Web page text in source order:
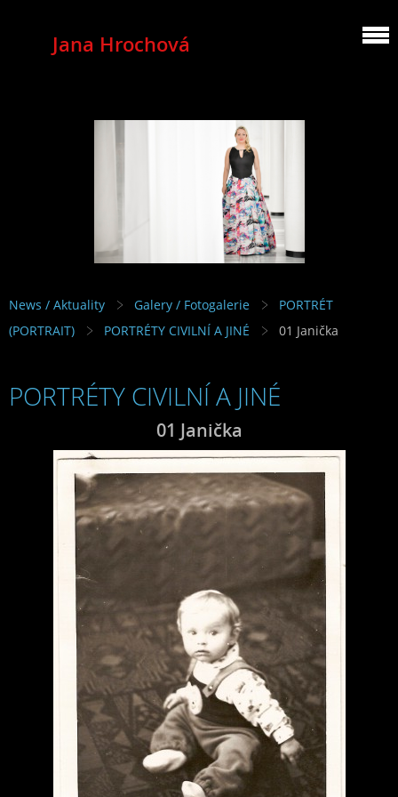
Jana Hrochová
MEZZOSOPRANO
News / Aktuality Galery / Fotogalerie
PORTRÉT
(PORTRAIT)
PORTRÉTY CIVILNÍ A JINÉ 01 Janička
PORTRÉTY CIVILNÍ A JINÉ
01 Janička